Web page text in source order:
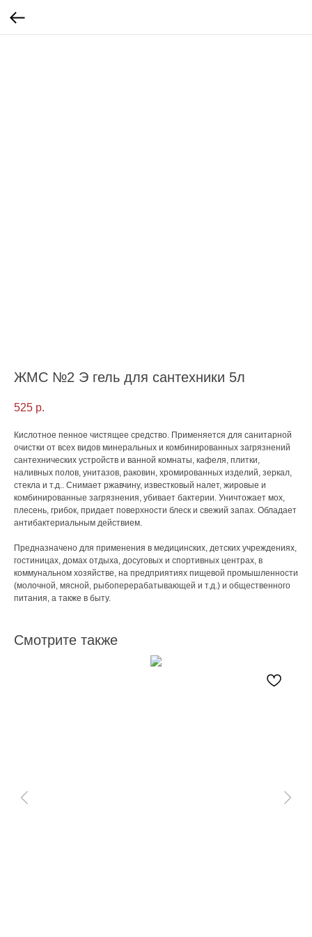
ЖМС №2 Э гель для сантехники 5л
525 р.
Кислотное пенное чистящее средство. Применяется для санитарной
очистки от всех видов минеральных и комбинированных загрязнений
сантехнических устройств и ванной комнаты, кафеля, плитки,
наливных полов, унитазов, раковин, хромированных изделий, зеркал,
стекла и т.д.. Снимает ржавчину, известковый налет, жировые и
комбинированные загрязнения, убивает бактерии. Уничтожает мох,
плесень, грибок, придает поверхности блеск и свежий запах. Обладает
антибактериальным действием.
Предназначено для применения в медицинских, детских учреждениях,
гостиницах, домах отдыха, досуговых и спортивных центрах, в
коммунальном хозяйстве, на предприятиях пищевой промышленности
(молочной, мясной, рыбоперерабатывающей и т.д.) и общественного
питания, а также в быту.
Смотрите также